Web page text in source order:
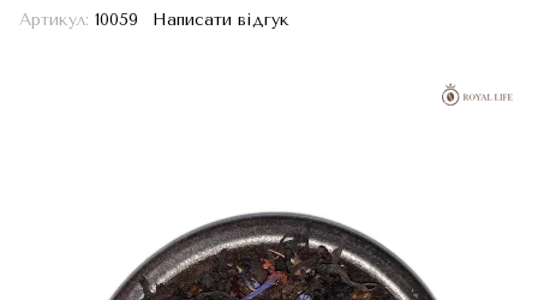
Артикул: 10059 Написати відгук